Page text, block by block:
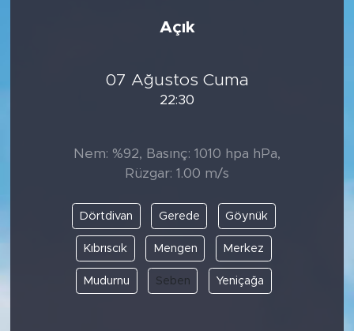
Açık
07 Ağustos Cuma
22:30
Nem: %92, Basınç: 1010 hpa hPa,
Rüzgar: 1.00 m/s
Dörtdivan Gerede Göynük
Kıbrıscık Mengen Merkez
Mudurnu Seben Yeniçağa